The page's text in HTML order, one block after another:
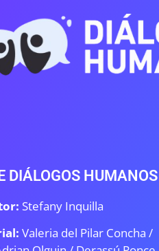
DIÁLOGOS HUMANOS
Stefany Inquilla
Valeria del Pilar Concha /